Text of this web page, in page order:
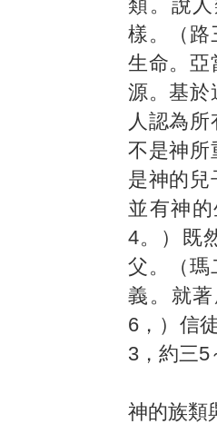
類。說
樣。（路
生命。亞
源。基於
人認為
不是神所
是神的兒
並有神
4。）既
父。（瑪
義。就
6，）信
3，約三5
神的族類